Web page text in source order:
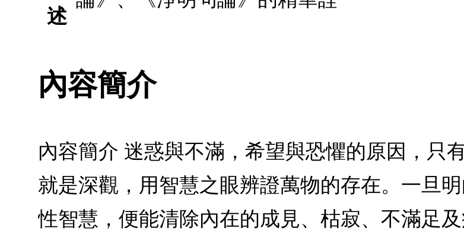
述
內容簡介
內容簡介 迷惑與不滿，希望與恐懼的原因，只
就是深觀，用智慧之眼辨證萬物的存在。一旦
性智慧，便能清除內在的成見、枯寂、不滿足